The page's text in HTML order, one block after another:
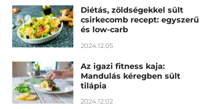
Diétás, zöldségekkel sült
csirkecomb recept: egyszerű
és low-carb
2024.12.05
Az igazi fitness kaja:
Mandulás kéregben sült
tilápia
2024.12.02